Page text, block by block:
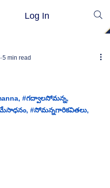
Log In
5 min read
, #గద్వాలసోమన్న,
, #సోమన్నగారికవితలు,